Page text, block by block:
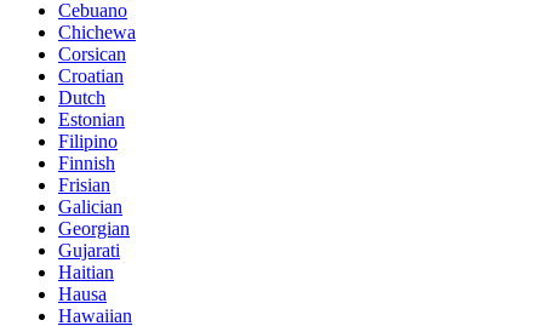
Cebuano
Chichewa
Corsican
Croatian
Dutch
Estonian
Filipino
Finnish
Frisian
Galician
Georgian
Gujarati
Haitian
Hausa
Hawaiian